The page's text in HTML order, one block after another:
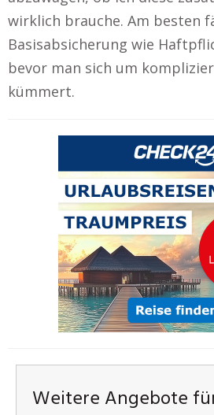
wirklich brauche. Am besten
Basisabsicherung wie
bevor man sich um
kümmert.
Weitere Angebote